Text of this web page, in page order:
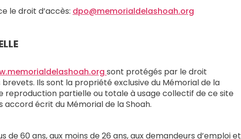
le droit d’accès: dpo@memorialdelashoah.org
sont protégés par le droit
brevets. Ils sont la propriété exclusive du Mémorial de la
reproduction partielle ou totale à usage collectif de ce site
écrit du Mémorial de la Shoah.
de 60 ans, aux moins de 26 ans, aux demandeurs d’emploi et